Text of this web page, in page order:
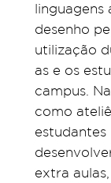
linguagens
desenho
utilização
as e os
campus.
como
estudantes
extra